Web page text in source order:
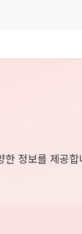
한 정보를 제공합